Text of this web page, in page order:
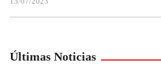
Últimas Noticias